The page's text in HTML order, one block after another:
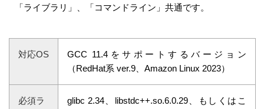
「ライブラリ」、「コマンドライン」共通です。
対応OS
GCC 11.4をサポートするバージョン
（RedHat系 ver.9、Amazon Linux 2023）
必須ラ
glibc 2.34、libstdc++.so.6.0.29、もしくはこ